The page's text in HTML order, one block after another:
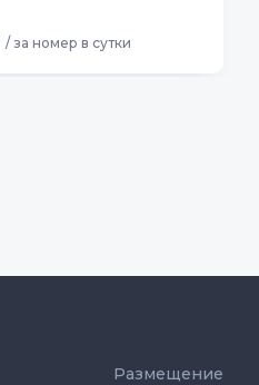
/ за номер в сутки
Размещение